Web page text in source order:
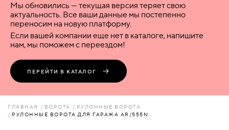
ВОРОТА
ПЕРЕГОРОДКИ
Мы обновились — текущая версия теряет свою
актуальность. Все ваши данные мы постепенно
переносим на новую платформу.
Если вашей компании еще нет в каталоге, напишите
нам, мы поможем с переездом!
ПЕРЕЙТИ В КАТАЛОГ
ГЛАВНАЯ ВОРОТА
РУЛОННЫЕ ВОРОТА
РУЛОННЫЕ ВОРОТА ДЛЯ ГАРАЖА AR/555N